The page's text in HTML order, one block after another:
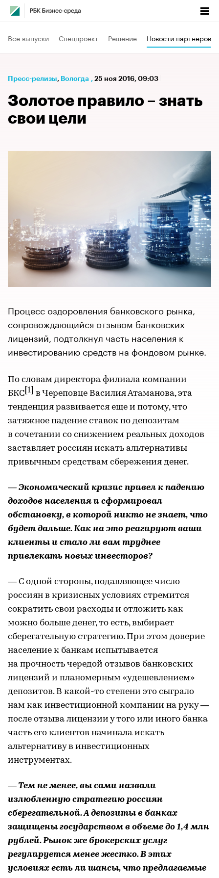
Все выпуски Спецпроект Решение Новости партнеров
Пресс-релизы⁠, Вологда , 25 ноя 2016, 09:03
Золотое правило – знать
свои цели
Процесс оздоровления банковского рынка,
сопровождающийся отзывом банковских
лицензий, подтолкнул часть населения к
инвестированию средств на фондовом рынке.
По словам директора филиала компании
БКС [1] в Череповце Василия Атаманова, эта
тенденция развивается еще и потому, что
затяжное падение ставок по депозитам
в сочетании со снижением реальных доходов
заставляет россиян искать альтернативы
привычным средствам сбережения денег.
— Экономический кризис привел к падению
доходов населения и сформировал
обстановку, в которой никто не знает, что
будет дальше. Как на это реагируют ваши
клиенты и стало ли вам труднее
привлекать новых инвесторов?
— С одной стороны, подавляющее число
россиян в кризисных условиях стремится
сократить свои расходы и отложить как
можно больше денег, то есть, выбирает
сберегательную стратегию. При этом доверие
население к банкам испытывается
на прочность чередой отзывов банковских
лицензий и планомерным «удешевлением»
депозитов. В какой-то степени это сыграло
нам как инвестиционной компании на руку —
после отзыва лицензии у того или иного банка
часть его клиентов начинала искать
альтернативу в инвестиционных
инструментах.
— Тем не менее, вы сами назвали
излюбленную стратегию россиян
сберегательной. А депозиты в банках
защищены государством в объеме до 1,4 млн
рублей. Рынок же брокерских услуг
регулируется менее жестко. В этих
условиях есть ли шансы, что предлагаемые